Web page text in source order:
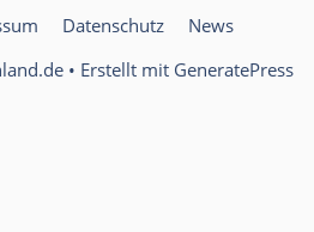
Datenschutz
News
• Erstellt mit GeneratePress